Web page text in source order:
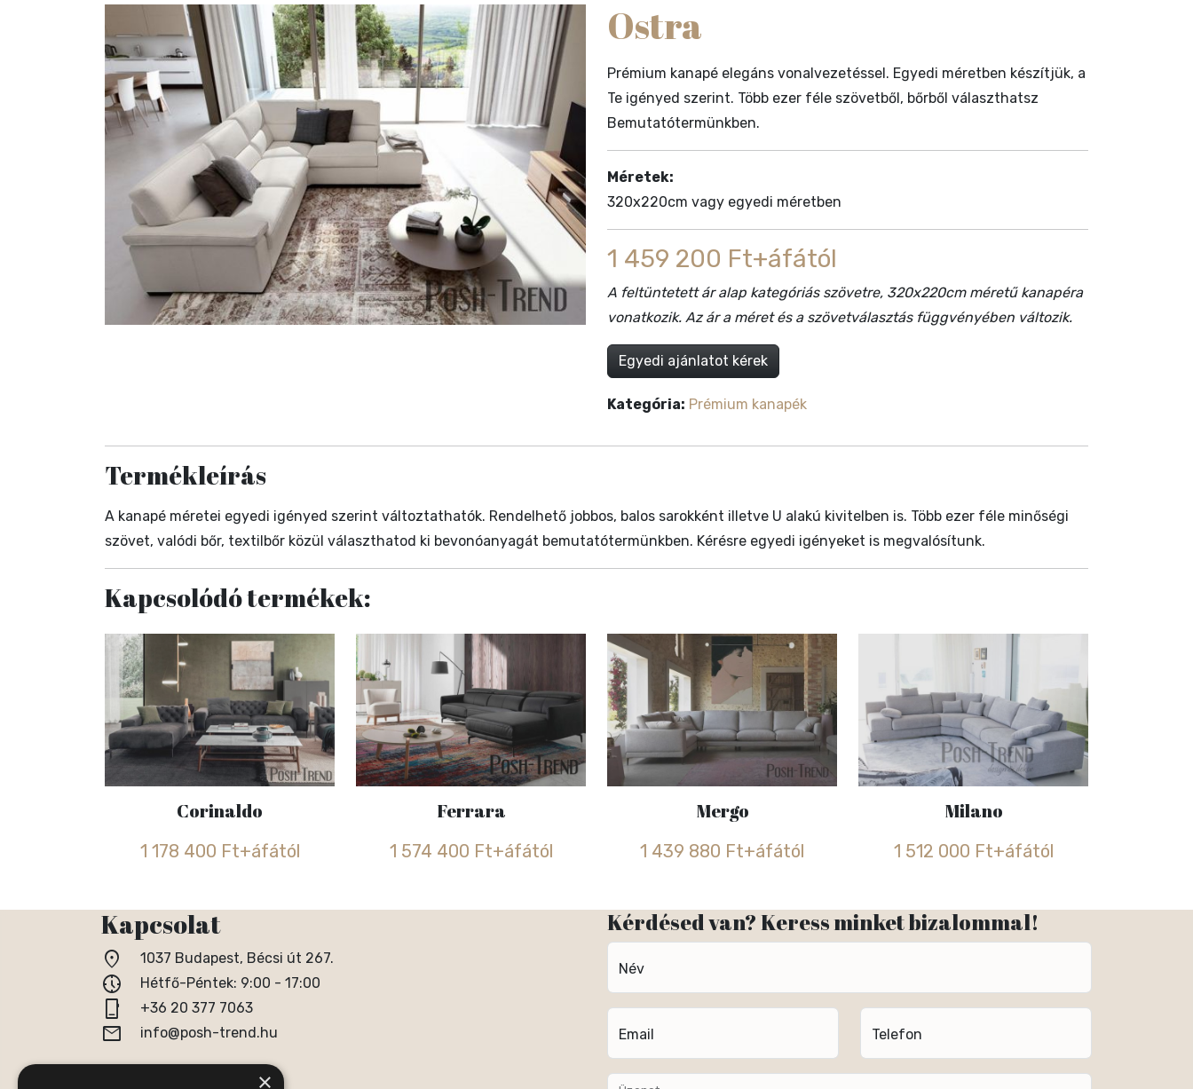
Ostra
Prémium kanapé elegáns vonalvezetéssel. Egyedi méretben készítjük, a
Te igényed szerint. Több ezer féle szövetből, bőrből választhatsz
Bemutatótermünkben.
Méretek:
320x220cm vagy egyedi méretben
1 459 200 Ft+áfától
A feltüntetett ár alap kategóriás szövetre, 320x220cm méretű kanapéra
vonatkozik. Az ár a méret és a szövetválasztás függvényében változik.
Egyedi ajánlatot kérek
Kategória: Prémium kanapék
Termékleírás
A kanapé méretei egyedi igényed szerint változtathatók. Rendelhető jobbos, balos sarokként illetve U alakú kivitelben is. Több ezer féle minőségi
szövet, valódi bőr, textilbőr közül választhatod ki bevonóanyagát bemutatótermünkben. Kérésre egyedi igényeket is megvalósítunk.
Kapcsolódó termékek:
Corinaldo
1 178 400 Ft+áfától
Ferrara
1 574 400 Ft+áfától
Mergo
1 439 880 Ft+áfától
Milano
1 512 000 Ft+áfától
Kapcsolat
location_on 1037 Budapest, Bécsi út 267.
nest_clock_farsight_analog Hétfő-Péntek: 9:00 - 17:00
phone_iphone +36 20 377 7063
email info@posh-trend.hu
Kérdésed van? Keress minket bizalommal!
Név
Email Telefon
×